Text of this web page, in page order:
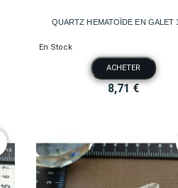
QUARTZ HEMATOÏDE EN GALET
En Stock
ACHETER
8,71 €